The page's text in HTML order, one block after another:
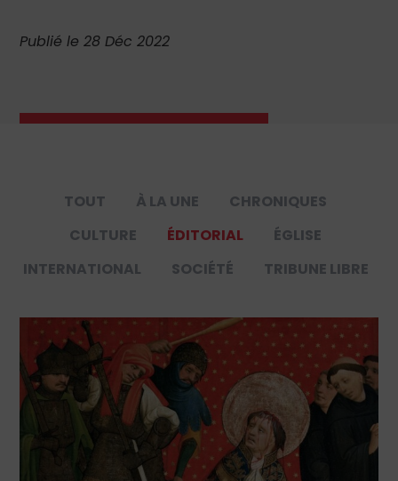
Publié le 28 Déc 2022
TOUT À LA UNE
CHRONIQUES
CULTURE
ÉDITORIAL
ÉGLISE
INTERNATIONAL
SOCIÉTÉ TRIBUNE LIBRE